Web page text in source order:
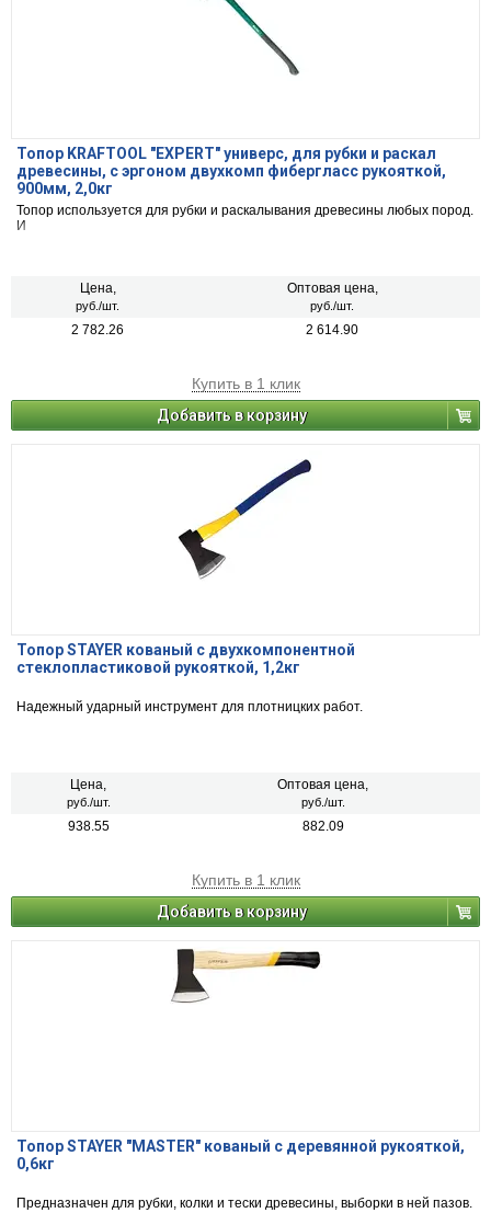
Топор KRAFTOOL "EXPERT" универс, для рубки и раскал
древесины, с эргоном двухкомп фибергласс рукояткой,
900мм, 2,0кг
Топор используется для рубки и раскалывания древесины любых пород.
И
Цена,
руб./шт.
Оптовая цена,
руб./шт.
2 782.26 2 614.90
Купить в 1 клик
Добавить в корзину
Топор STAYER кованый с двухкомпонентной
стеклопластиковой рукояткой, 1,2кг
Надежный ударный инструмент для плотницких работ.
Цена,
руб./шт.
Оптовая цена,
руб./шт.
938.55 882.09
Купить в 1 клик
Добавить в корзину
Топор STAYER "MASTER" кованый с деревянной рукояткой,
0,6кг
Предназначен для рубки, колки и тески древесины, выборки в ней пазов.